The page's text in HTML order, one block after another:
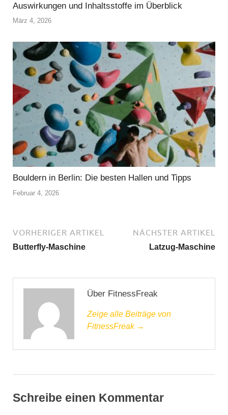
Auswirkungen und Inhaltsstoffe im Überblick
März 4, 2026
Bouldern in Berlin: Die besten Hallen und Tipps
Februar 4, 2026
VORHERIGER ARTIKEL
Butterfly-Maschine
NÄCHSTER ARTIKEL
Latzug-Maschine
Über FitnessFreak
Zeige alle Beiträge von
FitnessFreak →
Schreibe einen Kommentar